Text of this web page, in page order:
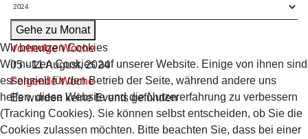
Gehe zu Monat
Vorherige Woche
05 - 11 August, 2024
Folgende Woche
Es wurden keine Events gefunden
Wir benutzen Cookies
Wir nutzen Cookies auf unserer Website. Einige von ihnen sind
essenziell für den Betrieb der Seite, während andere uns
helfen, diese Website und die Nutzererfahrung zu verbessern
(Tracking Cookies). Sie können selbst entscheiden, ob Sie die
Cookies zulassen möchten. Bitte beachten Sie, dass bei einer